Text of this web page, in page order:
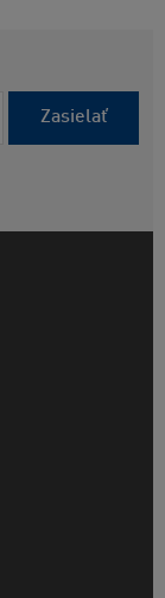
Zasielať